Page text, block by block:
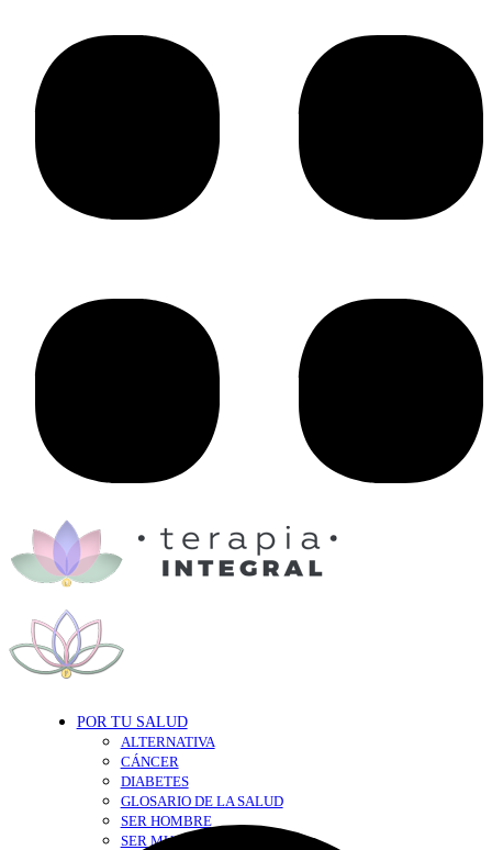
POR TU SALUD
ALTERNATIVA
CÁNCER
DIABETES
GLOSARIO DE LA SALUD
SER HOMBRE
SER MUJER